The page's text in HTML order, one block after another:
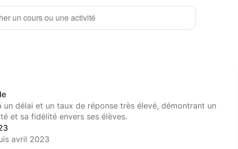
un cours ou une activité
un délai et un taux de réponse très élevé, démontrant un
et sa fidélité envers ses élèves.
avril 2023